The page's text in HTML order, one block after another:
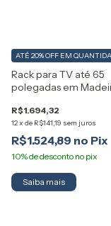
Rack para TV até 65
polegadas em
R$1.694,32
12x de R$141,19 sem juros
ATÉ 20% OFF EM
R$1.524,89
Saiba mais